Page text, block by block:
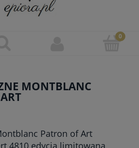
MONTBLANC
Patron of Art
4810 edycja limitowana